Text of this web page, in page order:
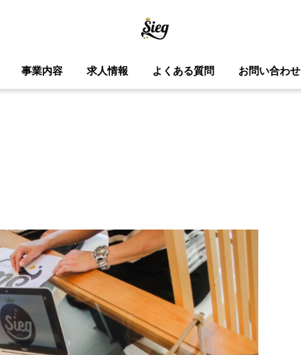
事業内容 求人情報 よくある質問 お問い合わせ